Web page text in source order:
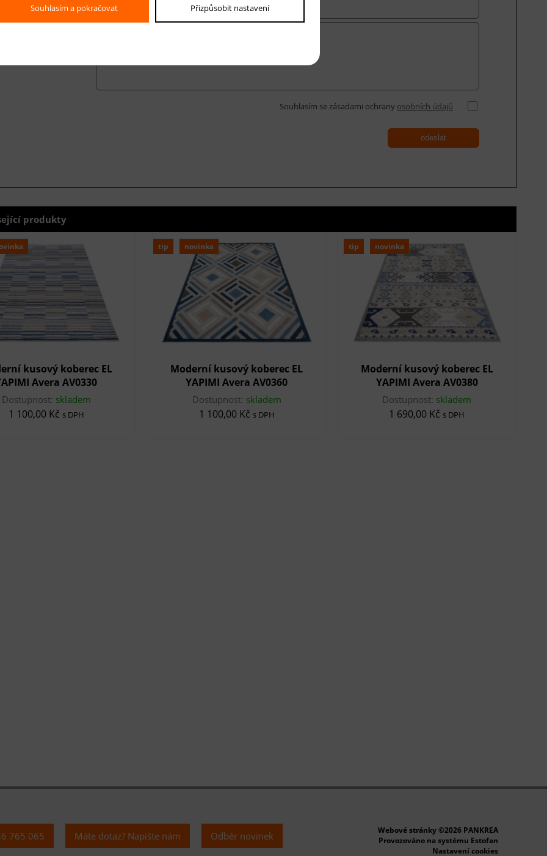
Souhlasím se zásadami ochrany osobních údajů
odeslat
produkty
kusový koberec EL
Avera AV0330
Dostupnost: skladem
1 100,00 Kč s DPH
tip novinka
Moderní kusový koberec EL
YAPIMI Avera AV0360
Dostupnost: skladem
1 100,00 Kč s DPH
tip novinka
Moderní kusový koberec EL
YAPIMI Avera AV0380
Dostupnost: skladem
1 690,00 Kč s DPH
765 065 Máte dotaz? Napište nám Odběr novinek
Webové stránky ©2026 PANKREA
Provozováno na systému Estofan
Nastavení cookies
Souhlasím a pokračovat Přizpůsobit nastavení